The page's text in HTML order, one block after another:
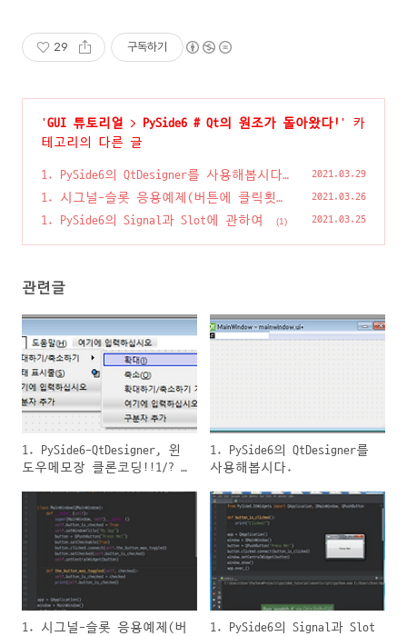
29 구독하기
'GUI 튜토리얼 > PySide6 # Qt의 원조가 돌아왔다! ' 카
테고리의 다른 글
1. PySide6의 QtDesigner를 사용해봅시다.
(2)
2021.03.29
1. 시그널-슬롯 응용예제(버튼에 클릭횟수
표시)와 클래스 기본개념
(1)
2021.03.26
1. PySide6의 Signal과 Slot에 관하여 (1) 2021.03.25
관련글
1. PySide6-QtDesigner, 윈
도우메모장 클론코딩!!1/? +
1. PySide6의 QtDesigner를
사용해봅시다.
1. 시그널-슬롯 응용예제(버
1. PySide6의 Signal과 Slot